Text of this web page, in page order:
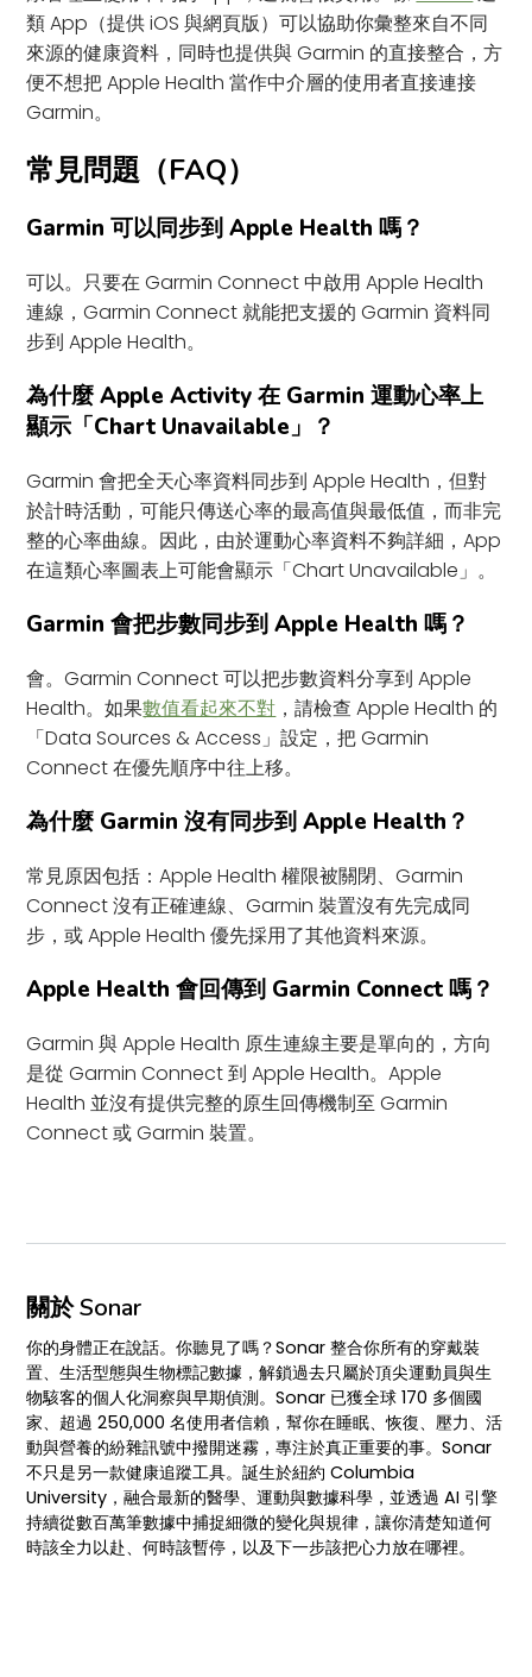
類 App（提供 iOS 與網頁版）可以協助你彙整來自不同
來源的健康資料，同時也提供與 Garmin 的直接整合，方
便不想把 Apple Health 當作中介層的使用者直接連接
Garmin。
常見問題（FAQ）
Garmin 可以同步到 Apple Health 嗎？
可以。只要在 Garmin Connect 中啟用 Apple Health
連線，Garmin Connect 就能把支援的 Garmin 資料同
步到 Apple Health。
為什麼 Apple Activity 在 Garmin 運動心率上
顯示「Chart Unavailable」？
Garmin 會把全天心率資料同步到 Apple Health，但對
於計時活動，可能只傳送心率的最高值與最低值，而非完
整的心率曲線。因此，由於運動心率資料不夠詳細，App
在這類心率圖表上可能會顯示「Chart Unavailable」。
Garmin 會把步數同步到 Apple Health 嗎？
會。Garmin Connect 可以把步數資料分享到 Apple
Health。如果數值看起來不對 ，請檢查 Apple Health 的
「Data Sources & Access」設定，把 Garmin
Connect 在優先順序中往上移。
為什麼 Garmin 沒有同步到 Apple Health？
常見原因包括：Apple Health 權限被關閉、Garmin
Connect 沒有正確連線、Garmin 裝置沒有先完成同
步，或 Apple Health 優先採用了其他資料來源。
Apple Health 會回傳到 Garmin Connect 嗎？
Garmin 與 Apple Health 原生連線主要是單向的，方向
是從 Garmin Connect 到 Apple Health。Apple
Health 並沒有提供完整的原生回傳機制至 Garmin
Connect 或 Garmin 裝置。
關於 Sonar
你的身體正在說話。你聽見了嗎？Sonar 整合你所有的穿戴裝
置、生活型態與生物標記數據，解鎖過去只屬於頂尖運動員與生
物駭客的個人化洞察與早期偵測。Sonar 已獲全球 170 多個國
家、超過 250,000 名使用者信賴，幫你在睡眠、恢復、壓力、活
動與營養的紛雜訊號中撥開迷霧，專注於真正重要的事。Sonar
不只是另一款健康追蹤工具。誕生於紐約 Columbia
University，融合最新的醫學、運動與數據科學，並透過 AI 引擎
持續從數百萬筆數據中捕捉細微的變化與規律，讓你清楚知道何
時該全力以赴、何時該暫停，以及下一步該把心力放在哪裡。